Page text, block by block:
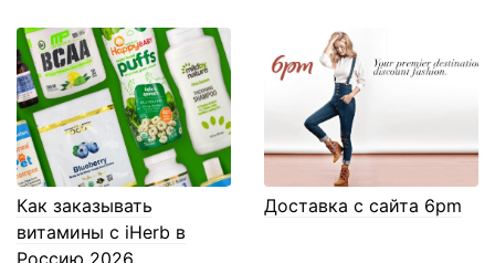
Как заказывать
витамины с iHerb в
Россию 2026
Доставка с сайта 6pm